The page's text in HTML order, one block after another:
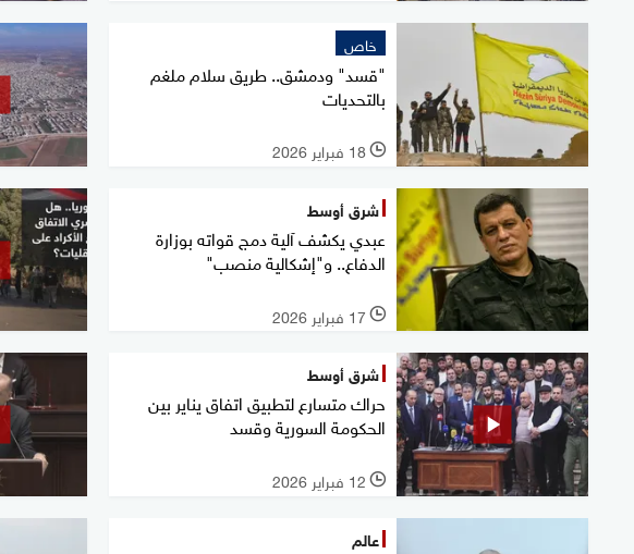
خاص
"قسد" ودمشق.. طريق سلام ملغم
بالتحديات
l 18 فبراير 2026
شرق أوسط
عبدي يكشف آلية دمج قواته بوزارة
الدفاع.. و"إشكالية منصب"
l 17 فبراير 2026
شرق أوسط
حراك متسارع لتطبيق اتفاق يناير بين
الحكومة السورية وقسد
l 12 فبراير 2026
عالم